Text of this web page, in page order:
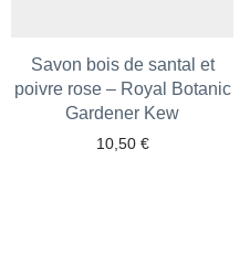
Savon bois de santal et
poivre rose – Royal Botanic
Gardener Kew
10,50 €
Ajouter aux favoris